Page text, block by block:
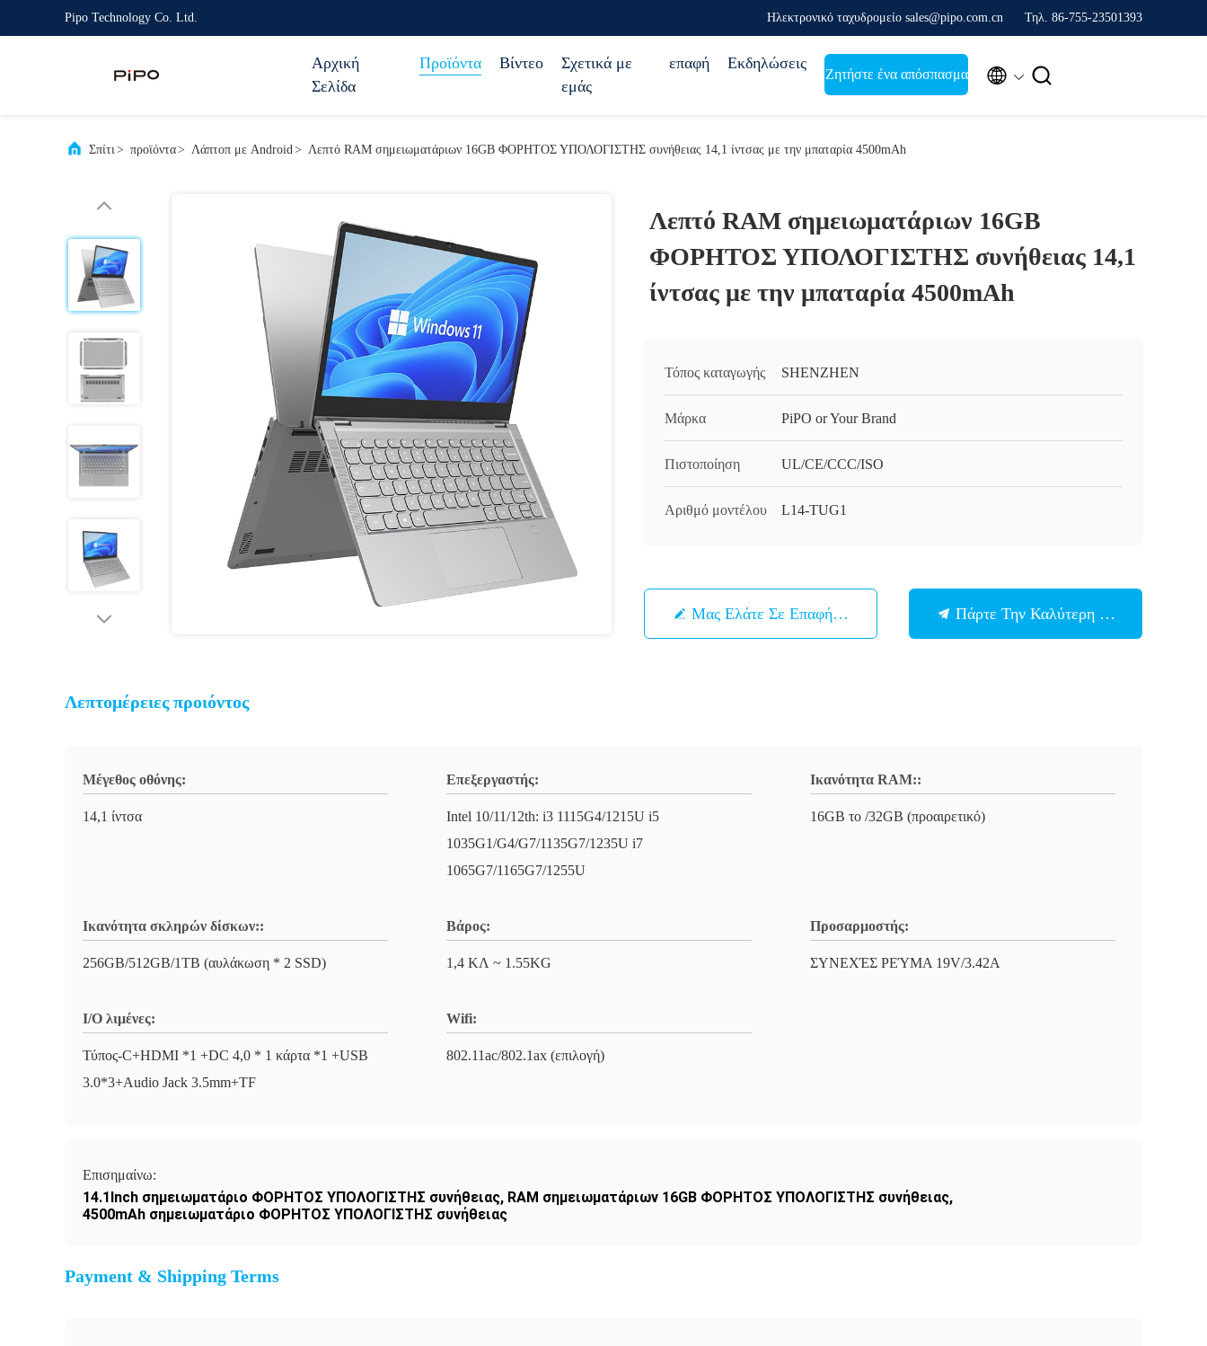
Pipo Technology Co. Ltd. Ηλεκτρονικό ταχυδρομείο sales@pipo.com.cn Τηλ. 86-755-23501393
Αρχική
Σελίδα
Προϊόντα Βίντεο
Σχετικά με
εμάς
επαφή Εκδηλώσεις
Ζητήστε ένα απόσπασμα  
Σπίτι> προϊόντα> Λάπτοπ με Android> Λεπτό RAM σημειωματάριων 16GB ΦΟΡΗΤΟΣ ΥΠΟΛΟΓΙΣΤΗΣ συνήθειας 14,1 ίντσας με την μπαταρία 4500mAh
Λεπτό RAM σημειωματάριων 16GB
ΦΟΡΗΤΟΣ ΥΠΟΛΟΓΙΣΤΗΣ συνήθειας 14,1
ίντσας με την μπαταρία 4500mAh
Τόπος καταγωγής SHENZHEN
Μάρκα PiPO or Your Brand
Πιστοποίηση UL/CE/CCC/ISO
Αριθμό μοντέλου L14-TUG1
Μας Ελάτε Σε Επαφή Με Πάρτε Την Καλύτερη Τιμή
Λεπτομέρειες προιόντος
Μέγεθος οθόνης:
14,1 ίντσα
Επεξεργαστής:
Intel 10/11/12th: i3 1115G4/1215U i5
1035G1/G4/G7/1135G7/1235U i7
1065G7/1165G7/1255U
Ικανότητα RAM::
16GB το /32GB (προαιρετικό)
Ικανότητα σκληρών δίσκων::
256GB/512GB/1TB (αυλάκωση * 2 SSD)
Βάρος:
1,4 ΚΛ ~ 1.55KG
Προσαρμοστής:
ΣΥΝΕΧΈΣ ΡΕΎΜΑ 19V/3.42A
I/O λιμένες:
Τύπος-C+HDMI *1 +DC 4,0 * 1 κάρτα *1 +USB
3.0*3+Audio Jack 3.5mm+TF
Wifi:
802.11ac/802.1ax (επιλογή)
Επισημαίνω:
14.1Inch σημειωματάριο ΦΟΡΗΤΟΣ ΥΠΟΛΟΓΙΣΤΗΣ συνήθειας, RAM σημειωματάριων 16GB ΦΟΡΗΤΟΣ ΥΠΟΛΟΓΙΣΤΗΣ συνήθειας,
4500mAh σημειωματάριο ΦΟΡΗΤΟΣ ΥΠΟΛΟΓΙΣΤΗΣ συνήθειας
Payment & Shipping Terms